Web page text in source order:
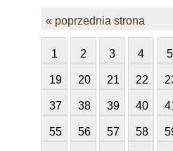
« poprzednia strona
1 2 3 4 5
19 20 21 22
37 38 39 40
55 56 57 58